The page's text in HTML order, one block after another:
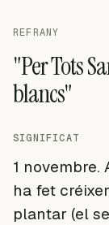
REFRANY
"Per Tots
blancs"
SIGNIFICAT
1
ha fet
plantar (el